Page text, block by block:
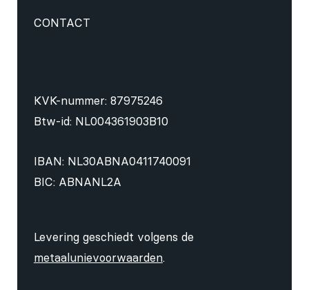
CONTACT
KVK-nummer: 87975246
Btw-id: NL004361903B10
IBAN: NL30ABNA0411740091
BIC: ABNANL2A
Levering geschiedt volgens de
metaalunievoorwaarden.